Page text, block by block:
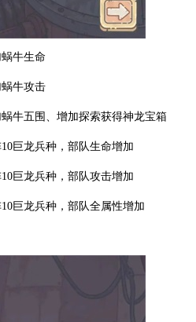
牛生命
牛攻击
牛五围、增加探索获得神龙宝箱
巨龙兵种，部队生命增加
巨龙兵种，部队攻击增加
巨龙兵种，部队全属性增加